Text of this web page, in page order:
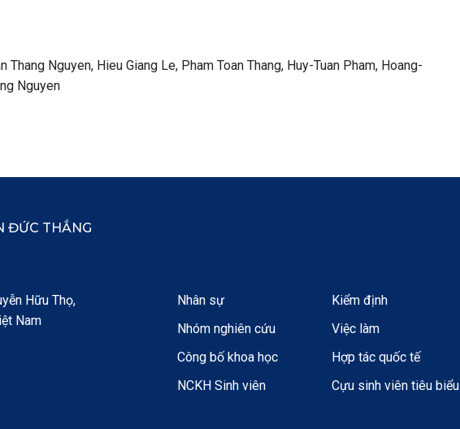
Thang Nguyen, Hieu Giang Le, Pham Toan Thang, Huy-Tuan Pham, Hoang-
Nguyen
ĐỨC THẮNG
Hữu Thọ,
Nam
Nhân sự
Nhóm nghiên cứu
Công bố khoa học
NCKH Sinh viên
Kiểm định
Việc làm
Hợp tác quốc tế
Cựu sinh viên tiêu biểu